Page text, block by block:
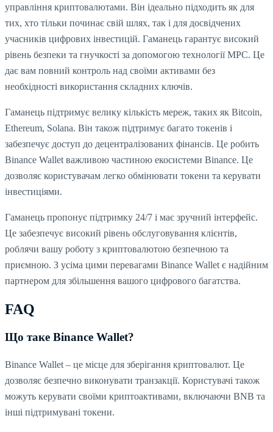
управління криптовалютами. Він ідеально підходить як для
тих, хто тільки починає свій шлях, так і для досвідчених
учасників цифрових інвестицій. Гаманець гарантує високий
рівень безпеки та гнучкості за допомогою технології MPC. Це
дає вам повний контроль над своїми активами без
необхідності використання складних ключів.
Гаманець підтримує велику кількість мереж, таких як Bitcoin,
Ethereum, Solana. Він також підтримує багато токенів і
забезпечує доступ до децентралізованих фінансів. Це робить
Binance Wallet важливою частиною екосистеми Binance. Це
дозволяє користувачам легко обмінювати токени та керувати
інвестиціями.
Гаманець пропонує підтримку 24/7 і має зручний інтерфейс.
Це забезпечує високий рівень обслуговування клієнтів,
роблячи вашу роботу з криптовалютою безпечною та
приємною. З усіма цими перевагами Binance Wallet є надійним
партнером для збільшення вашого цифрового багатства.
FAQ
Що таке Binance Wallet?
Binance Wallet – це місце для зберігання криптовалют. Це
дозволяє безпечно виконувати транзакції. Користувачі також
можуть керувати своїми криптоактивами, включаючи BNB та
інші підтримувані токени.